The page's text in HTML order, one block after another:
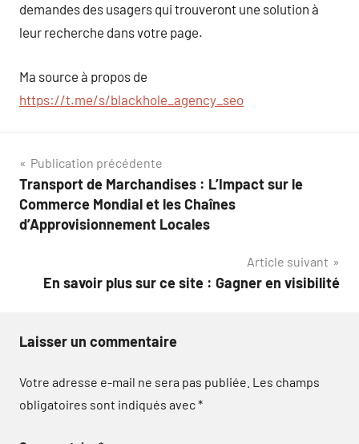
demandes des usagers qui trouveront une solution à
leur recherche dans votre page.
Ma source à propos de
https://t.me/s/blackhole_agency_seo
Navigation
de
l’article
Publication précédente
Transport de Marchandises : L’Impact sur le
Commerce Mondial et les Chaînes
d’Approvisionnement Locales
Article suivant
En savoir plus sur ce site : Gagner en visibilité
Laisser un commentaire
Votre adresse e-mail ne sera pas publiée. Les champs
obligatoires sont indiqués avec*